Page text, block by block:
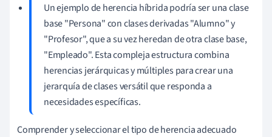
Un ejemplo de herencia híbrida podría ser una clase
base "Persona" con clases derivadas "Alumno" y
"Profesor", que a su vez heredan de otra clase base,
"Empleado". Esta compleja estructura combina
herencias jerárquicas y múltiples para crear una
jerarquía de clases versátil que responda a
necesidades específicas.
Comprender y seleccionar el tipo de herencia adecuado